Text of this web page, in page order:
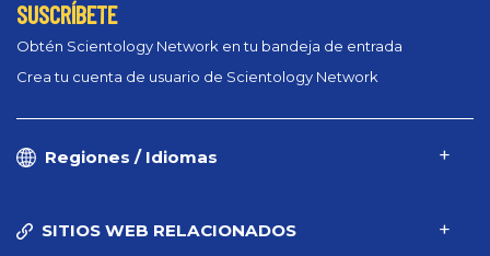
SUSCRÍBETE
Obtén Scientology Network en tu bandeja de entrada
Crea tu cuenta de usuario de Scientology Network
Regiones / Idiomas
SITIOS WEB RELACIONADOS